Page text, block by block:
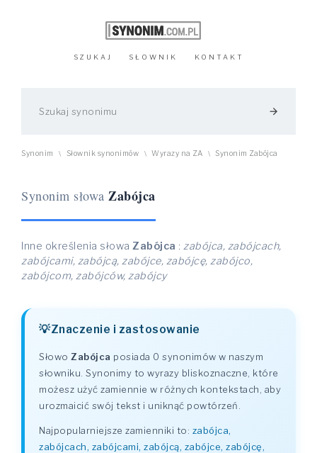
SZUKAJ SŁOWNIK KONTAKT
arrow_forward
Synonim \ Słownik synonimów \ Wyrazy na ZA \ Synonim Zabójca
Synonim słowa Zabójca
Inne określenia słowa Zabójca : zabójca, zabójcach,
zabójcami, zabójcą, zabójce, zabójcę, zabójco,
zabójcom, zabójców, zabójcy
Znaczenie i zastosowanie
Słowo Zabójca posiada 0 synonimów w naszym
słowniku. Synonimy to wyrazy bliskoznaczne, które
możesz użyć zamiennie w różnych kontekstach, aby
urozmaicić swój tekst i uniknąć powtórzeń.
Najpopularniejsze zamienniki to: zabójca,
zabójcach, zabójcami, zabójcą, zabójce, zabójcę,